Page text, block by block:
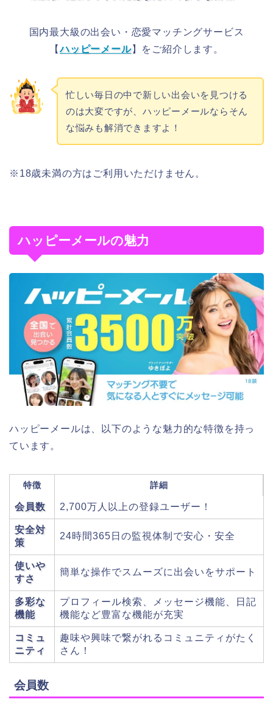
国内最大級の出会い・恋愛マッチングサービス
【ハッピーメール】をご紹介します。
忙しい毎日の中で新しい出会いを見つける
のは大変ですが、ハッピーメールならそん
な悩みも解消できますよ！
※18歳未満の方はご利用いただけません。
ハッピーメールの魅力
ハッピーメールは、以下のような魅力的な特徴を持っ
ています。
特徴 詳細
会員数 2,700万人以上の登録ユーザー！
安全対
策
24時間365日の監視体制で安心・安全
使いや
すさ
簡単な操作でスムーズに出会いをサポート
多彩な
機能
プロフィール検索、メッセージ機能、日記
機能など豊富な機能が充実
コミュ
ニティ
趣味や興味で繋がれるコミュニティがたく
さん！
会員数